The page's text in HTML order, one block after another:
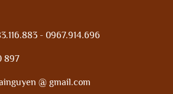
- 0967.914.696
897
@ gmail.com